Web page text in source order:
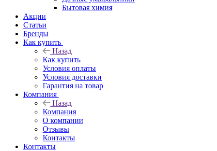
Бытовая химия
Акции
Статьи
Бренды
Как купить
Назад
Как купить
Условия оплаты
Условия доставки
Гарантия на товар
Компания
Назад
Компания
О компании
Отзывы
Контакты
Контакты